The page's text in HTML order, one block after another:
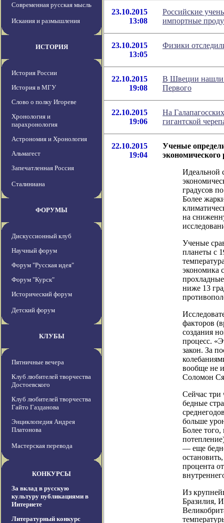
Современная русская мысль
Искания и размышления
ИСТОРИЯ
История России
История в МГУ
Слово о полку Игореве
Хронология и
парахронология
Астрономия и Хронология
Альмагест
Запечатленная Россия
Сталиниана
ФОРУМЫ
Дискуссионный клуб
Научный форум
Форум "Русская идея"
Форум "Курск"
Исторический форум
Детский форум
КЛУБЫ
Пятничные вечера
Клуб любителей творчества
Достоевского
Клуб любителей творчества
Гайто Газданова
Энциклопедия Андрея
Платонова
Мастерская перевода
КОНКУРСЫ
За вклад в русскую
культуру публикациями в
Интернете
Литературный конкурс
23.10.2015
13:08
Российские
импортные
23.10.2015
13:05
Физики
22.10.2015
19:08
В Швеции нашли
Первого
22.10.2015
19:06
На
гигантской
22.10.2015
19:04
Ученые
экономического
Идеальной
градусов
Более
на
Ученые
планеты с
экономика
ниже 13
факторов
создания
процесс.
закон. За
вообще не
Соломон
Сейчас три
бедные
больше
Более того,
— еще
процента
Из
Бразилия,